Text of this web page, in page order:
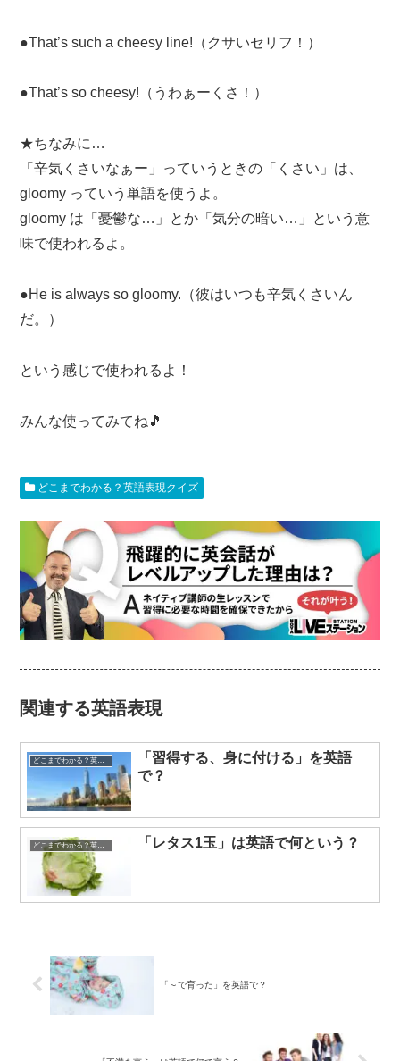
●That’s such a cheesy line!（クサいセリフ！）
●That’s so cheesy!（うわぁーくさ！）
★ちなみに…
「辛気くさいなぁー」っていうときの「くさい」は、
gloomy っていう単語を使うよ。
gloomy は「憂鬱な…」とか「気分の暗い…」という意
味で使われるよ。
●He is always so gloomy.（彼はいつも辛気くさいん
だ。）
という感じで使われるよ！
みんな使ってみてね🎵
どこまでわかる？英語表現クイズ
関連する英語表現
どこまでわかる？英語表現クイズ
「習得する、身に付ける」を英語
で？
どこまでわかる？英語表現クイズ 「レタス1玉」は英語で何という？
「～で育った」を英語で？